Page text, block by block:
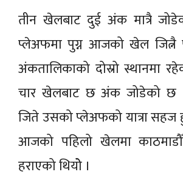
तीन खेलबाट दुई अंक मात्रै
प्लेअफमा पुग्न आजको खेल जित्नै
अंकतालिकाको दोस्रो स्थानमा
चार खेलबाट छ अंक जोडेको
जिते उसको प्लेअफको यात्रा
आजको पहिलो खेलमा
हराएको थियोे ।